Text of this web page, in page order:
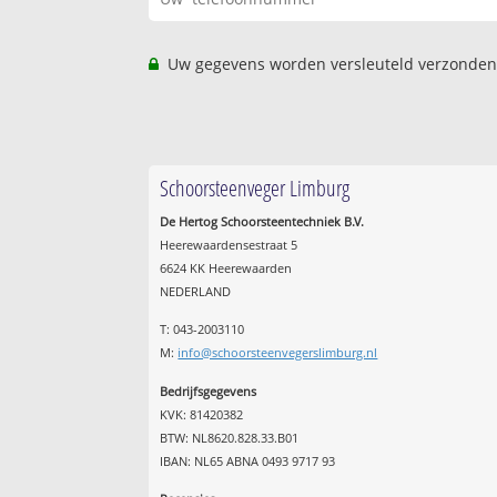
Uw gegevens worden versleuteld
Schoorsteenveger Limburg
De Hertog Schoorsteentechniek B.V.
Heerewaardensestraat 5
6624 KK Heerewaarden
NEDERLAND
T: 043-2003110
M: info@schoorsteenvegerslimburg.nl
Bedrijfsgegevens
KVK: 81420382
BTW: NL8620.828.33.B01
IBAN: NL65 ABNA 0493 9717 93